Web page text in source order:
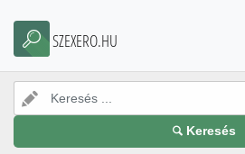
SZEXERO.HU
Keresés